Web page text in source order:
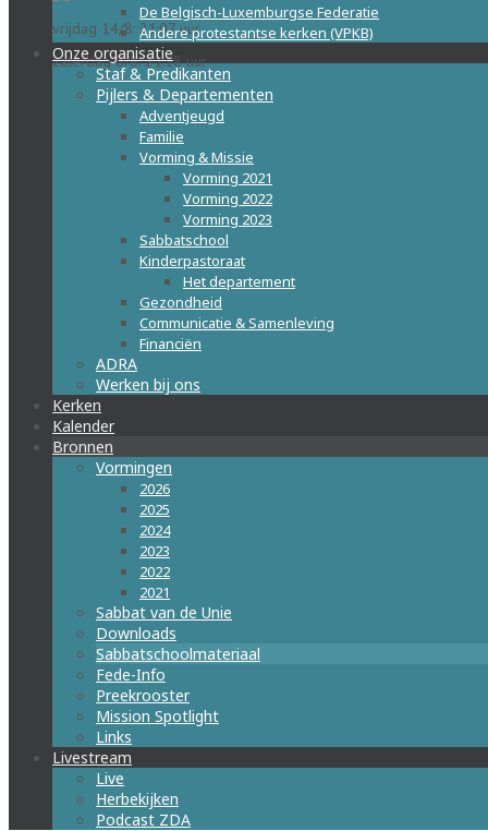
vrijdag 14/8: 21:07 uur
zaterdag 8/8: 21:18 uur
De Belgisch-Luxemburgse Federatie
Andere protestantse kerken (VPKB)
Onze organisatie
Staf & Predikanten
Pijlers & Departementen
Adventjeugd
Familie
Vorming & Missie
Vorming 2021
Vorming 2022
Vorming 2023
Sabbatschool
Kinderpastoraat
Het departement
Gezondheid
Communicatie & Samenleving
Financiën
ADRA
Werken bij ons
Kerken
Kalender
Bronnen
Vormingen
2026
2025
2024
2023
2022
2021
Sabbat van de Unie
Downloads
Sabbatschoolmateriaal
Fede-Info
Preekrooster
Mission Spotlight
Links
Livestream
Live
Herbekijken
Podcast ZDA